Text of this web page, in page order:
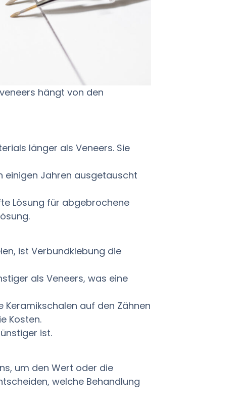
hängt von den
länger als Veneers. Sie
einigen Jahren ausgetauscht
Lösung für abgebrochene
ist Verbundklebung die
als Veneers, was eine
Keramikschalen auf den Zähnen
Kosten.
ist.
um den Wert oder die
welche Behandlung